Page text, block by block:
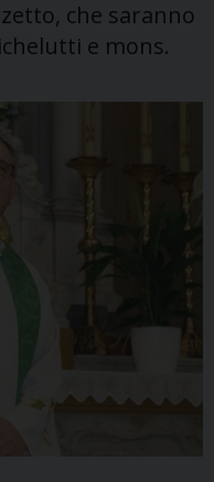
che saranno
e mons.